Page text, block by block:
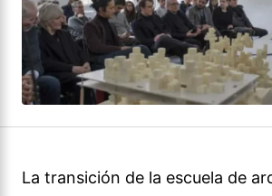
La transición de la escuela de